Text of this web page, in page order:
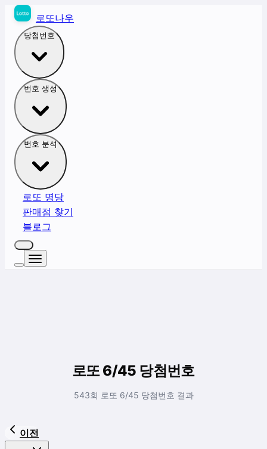
로또나우
당첨번호
번호 생성
번호 분석
로또 명당
판매점 찾기
블로그
로또 6/45 당첨번호
543회 로또 6/45 당첨번호 결과
이전